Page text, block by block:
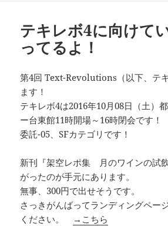
テキレボ4に向けて
ってるよ！
第4回 Text-Revolutions（以下、テ
ます！
テキレボ4は2016年10月08日（土）
ー台東館11時開場～16時閉会です！
委託-05、SFカテゴリです！
新刊『架空レポ集 月のワインの試
がったのが手元にあります。
無事、300円で出せそうです。
さっきがんばってランディングペー
ください。
→こちら